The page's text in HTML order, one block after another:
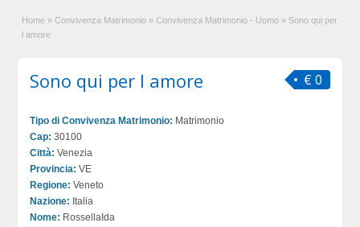
Home » Convivenza Matrimonio » Convivenza Matrimonio - Uomo » Sono qui per
l amore
€ 0
Sono qui per l amore
Tipo di Convivenza Matrimonio: Matrimonio
Cap: 30100
Città: Venezia
Provincia: VE
Regione: Veneto
Nazione: Italia
Nome: RossellaIda